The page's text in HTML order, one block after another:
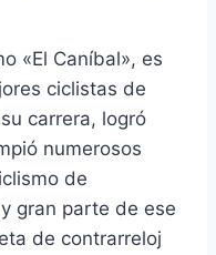
«El Caníbal», es
ciclistas de
carrera, logró
numerosos
de
gran parte de ese
de contrarreloj